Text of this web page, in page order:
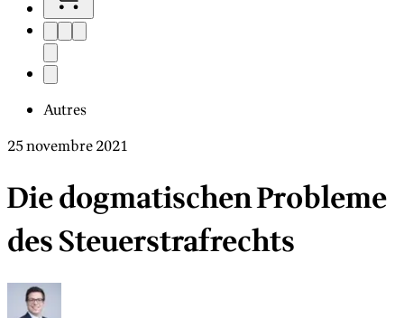
Autres
25 novembre 2021
Die dogmatischen Probleme
des Steuerstrafrechts